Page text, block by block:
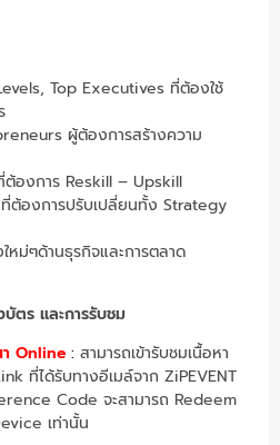
Top Executives ที่ต้องใช้
ผู้ต้องการสร้างความ
ต้องการ Reskill – Upskill
ต้องการปรับเปลี่ยนทั้ง Strategy
หม่ๆด้านธุรกิจและการตลาด
บัตร และการรับชม
Online : สามารถเข้ารับชมเนื้อหา
ที่ได้รับทางอีเมล์จาก ZiPEVENT
Code จะสามารถ Redeem
เท่านั้น